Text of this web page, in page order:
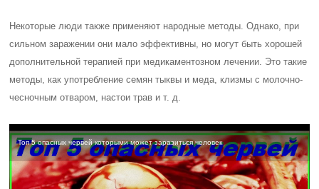
Некоторые люди также применяют народные методы. Однако, при
сильном заражении они мало эффективны, но могут быть хорошей
дополнительной терапией при медикаментозном лечении. Это такие
методы, как употребление семян тыквы и меда, клизмы с молочно-
чесночным отваром, настои трав и т. д.
Топ 5 опасных червей которыми может заразиться человек